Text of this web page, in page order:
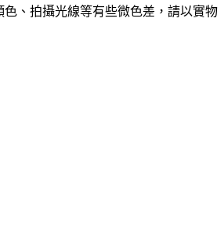
色、拍攝光線等有些微色差，請以實物